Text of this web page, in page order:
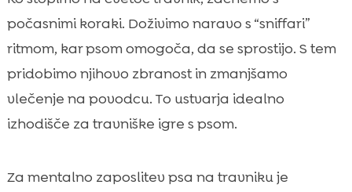
počasnimi koraki. Doživimo naravo s “sniffari”
ritmom, kar psom omogoča, da se sprostijo. S tem
pridobimo njihovo zbranost in zmanjšamo
vlečenje na povodcu. To ustvarja idealno
izhodišče za travniške igre s psom.
Za mentalno zaposlitev psa na travniku je